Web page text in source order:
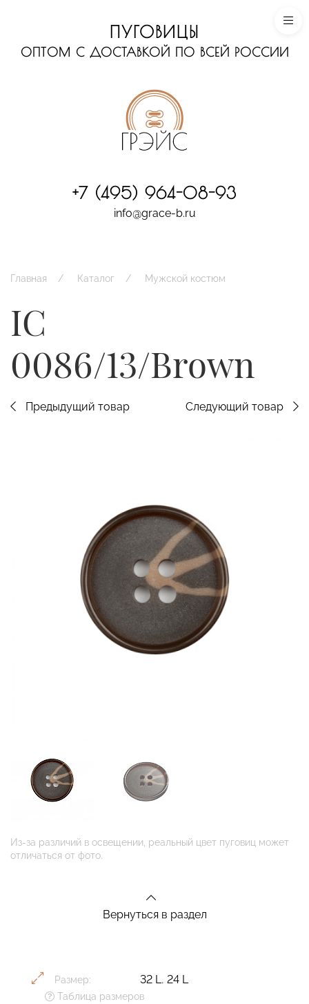
ПУГОВИЦЫ
ОПТОМ С ДОСТАВКОЙ ПО ВСЕЙ РОССИИ
+7 (495) 964-08-93
info@grace-b.ru
Главная Каталог Мужской костюм
IC
0086/13/Brown
Предыдущий товар Следующий товар
Из-за различий в освещении, реальный цвет пуговиц может
отличаться от фото.
Вернуться в раздел
Размер: 32 L, 24 L
Таблица размеров